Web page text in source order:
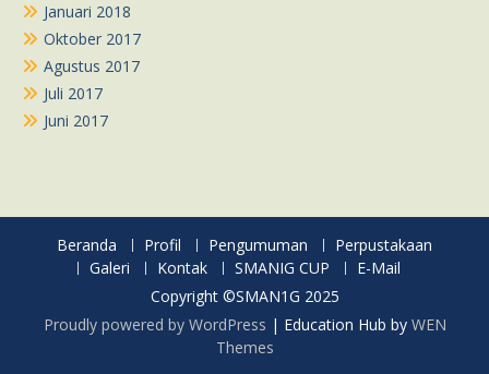
Januari 2018
Oktober 2017
Agustus 2017
Juli 2017
Juni 2017
Beranda Profil Pengumuman
Perpustakaan
Galeri
Kontak SMANIG CUP
E-Mail
Copyright ©SMAN1G 2025
Proudly powered by WordPress | Education Hub by WEN
Themes